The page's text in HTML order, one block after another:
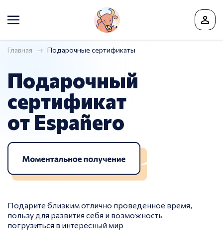
Главная Подарочные сертификаты
Подарочный
сертификат
от Españero
Подарите близким отлично проведенное время,
пользу для развития себя и возможность
погрузиться в интересный мир